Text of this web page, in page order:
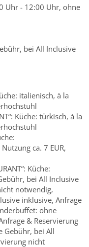
Uhr - 12:00 Uhr, ohne
bei All Inclusive
italienisch, à la
Küche: türkisch, à la
ca. 7 EUR,
Küche:
bei All Inclusive
notwendig,
inklusive, Anfrage
ohne
& Reservierung
Gebühr, bei All
nicht